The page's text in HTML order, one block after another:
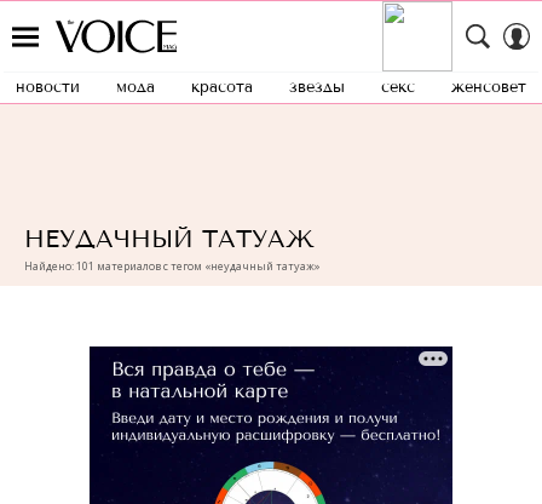
новости мода красота звезды секс женсовет
НЕУДАЧНЫЙ ТАТУАЖ
Найдено: 101 материалов с тегом «неудачный татуаж»